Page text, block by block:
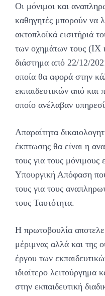
Οι μόνιμοι και
καθηγητές μπορούν να
ακτοπλοϊκά εισιτήριά
των οχημάτων τους (ΙΧ
διάστημα από 22/12/
οποία θα αφορά στην
εκπαιδευτικών από και
οποίο ανέλαβαν
Απαραίτητα
έκπτωσης θα είναι η
τους για τους μόνιμους
Υπουργική Απόφαση
τους για τους
τους Ταυτότητα.
Η πρωτοβουλία
μέριμνας αλλά και της
έργου των
ιδιαίτερο λειτούργημα
στην εκπαιδευτική